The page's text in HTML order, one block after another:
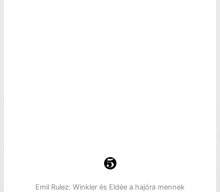
Emil Rulez: Winkler és Eldée a hajóra mennek